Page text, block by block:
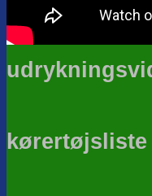
kørertøjsliste